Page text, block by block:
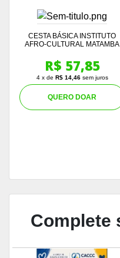
CESTA BÁSICA INSTITUTO
AFRO-CULTURAL MATAMBA
R$ 57,85
4 x de R$ 14,46sem juros
QUERO DOAR
Complete